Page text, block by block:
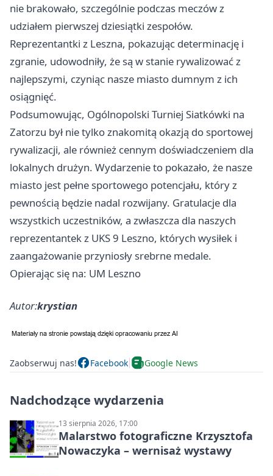
nie brakowało, szczególnie podczas meczów z
udziałem pierwszej dziesiątki zespołów.
Reprezentantki z Leszna, pokazując determinację i
zgranie, udowodniły, że są w stanie rywalizować z
najlepszymi, czyniąc nasze miasto dumnym z ich
osiągnięć.
Podsumowując, Ogólnopolski Turniej Siatkówki na
Zatorzu był nie tylko znakomitą okazją do sportowej
rywalizacji, ale również cennym doświadczeniem dla
lokalnych drużyn. Wydarzenie to pokazało, że nasze
miasto jest pełne sportowego potencjału, który z
pewnością będzie nadal rozwijany. Gratulacje dla
wszystkich uczestników, a zwłaszcza dla naszych
reprezentantek z UKS 9 Leszno, których wysiłek i
zaangażowanie przyniosły srebrne medale.
Opierając się na: UM Leszno
Autor:krystian
Zaobserwuj nas! Facebook Google News
Nadchodzące wydarzenia
13 sierpnia 2026, 17:00
Malarstwo fotograficzne Krzysztofa
Nowaczyka – wernisaż wystawy